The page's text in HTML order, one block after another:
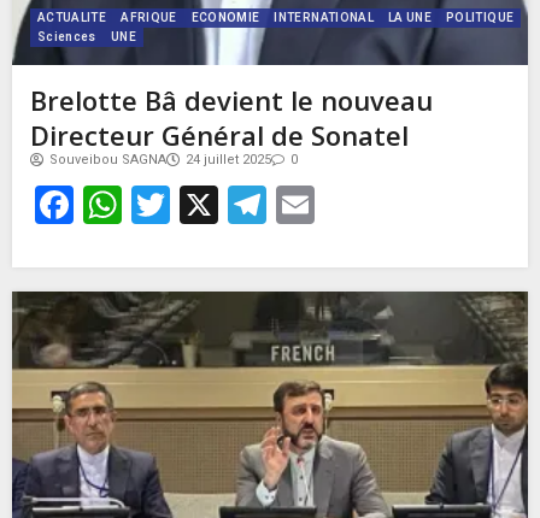
ACTUALITE AFRIQUE ECONOMIE INTERNATIONAL LA UNE
POLITIQUE
Sciences
UNE
Brelotte Bâ devient le nouveau
Directeur Général de Sonatel
Souveibou SAGNA 24 juillet 2025 0
Facebook
WhatsApp
Twitter
X Telegram